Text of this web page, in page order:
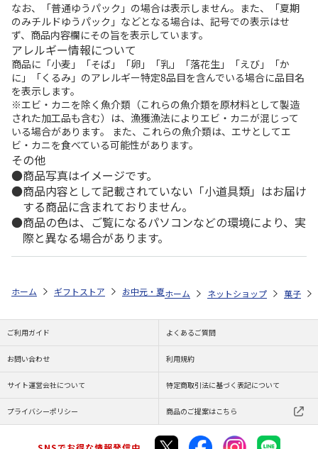
なお、「普通ゆうパック」の場合は表示しません。また、「夏期
のみチルドゆうパック」などとなる場合は、記号での表示はせ
ず、商品内容欄にその旨を表示しています。
アレルギー情報について
商品に「小麦」「そば」「卵」「乳」「落花生」「えび」「か
に」「くるみ」のアレルギー特定8品目を含んでいる場合に品目名
を表示します。
※エビ・カニを除く魚介類（これらの魚介類を原材料として製造
された加工品も含む）は、漁獲漁法によりエビ・カニが混じって
いる場合があります。 また、これらの魚介類は、エサとしてエ
ビ・カニを食べている可能性があります。
その他
商品写真はイメージです。
商品内容として記載されていない「小道具類」はお届け
する商品に含まれておりません。
商品の色は、ご覧になるパソコンなどの環境により、実
際と異なる場合があります。
ホーム ギフトストア お中元・夏ギフト特集 2026 ゆうゆうギフト
ホーム ネットショップ 菓子
ご利用ガイド よくあるご質問
お問い合わせ 利用規約
サイト運営会社について 特定商取引法に基づく表記について
プライバシーポリシー 商品のご提案はこちら